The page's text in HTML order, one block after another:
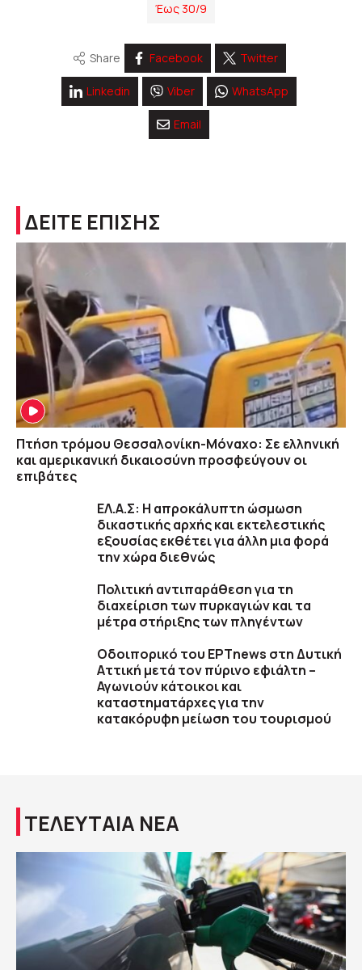
Έως 30/9
Share Facebook Twitter
Linkedin Viber WhatsApp
Email
ΔΕΙΤΕ ΕΠΙΣΗΣ
Πτήση τρόμου Θεσσαλονίκη-Μόναχο: Σε ελληνική
και αμερικανική δικαιοσύνη προσφεύγουν οι
επιβάτες
ΕΛ.Α.Σ: Η απροκάλυπτη ώσμωση
δικαστικής αρχής και εκτελεστικής
εξουσίας εκθέτει για άλλη μια φορά
την χώρα διεθνώς
Πολιτική αντιπαράθεση για τη
διαχείριση των πυρκαγιών και τα
μέτρα στήριξης των πληγέντων
Οδοιπορικό του ΕΡΤnews στη Δυτική
Αττική μετά τον πύρινο εφιάλτη –
Αγωνιούν κάτοικοι και
καταστηματάρχες για την
κατακόρυφη μείωση του τουρισμού
ΤΕΛΕΥΤΑΙΑ ΝΕΑ